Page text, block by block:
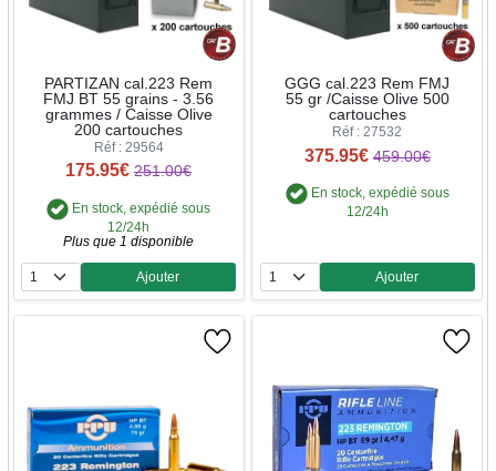
➜ Munitions cal.9x19 - IPSC
PARTIZAN cal.223 Rem
FMJ BT 55 grains - 3.56
grammes / Caisse Olive
200 cartouches
Réf : 29564
175.95€ 251.00€
En stock, expédié sous
12/24h
Plus que 1 disponible
Quantité
Ajouter
GGG cal.223 Rem FMJ
55 gr /Caisse Olive 500
cartouches
Réf : 27532
375.95€ 459.00€
En stock, expédié sous
12/24h
Quantité
Ajouter